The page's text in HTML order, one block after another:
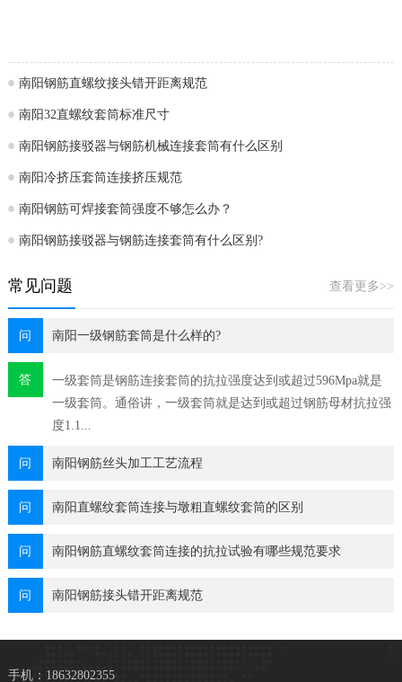
南阳钢筋直螺纹接头错开距离规范
南阳32直螺纹套筒标准尺寸
南阳钢筋接驳器与钢筋机械连接套筒有什么区别
南阳冷挤压套筒连接挤压规范
南阳钢筋可焊接套筒强度不够怎么办？
南阳钢筋接驳器与钢筋连接套筒有什么区别?
查看更多>>
常见问题
问 南阳一级钢筋套筒是什么样的?
答
一级套筒是钢筋连接套筒的抗拉强度达到或超过596Mpa就是
一级套筒。通俗讲，一级套筒就是达到或超过钢筋母材抗拉强
度1.1...
问 南阳钢筋丝头加工工艺流程
问 南阳直螺纹套筒连接与墩粗直螺纹套筒的区别
问 南阳钢筋直螺纹套筒连接的抗拉试验有哪些规范要求
问 南阳钢筋接头错开距离规范
手机：18632802355